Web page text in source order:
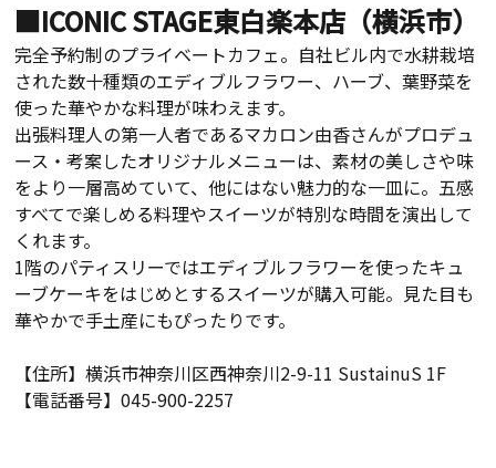
■ICONIC STAGE東白楽本店（横浜市）
完全予約制のプライベートカフェ。自社ビル内で水耕栽培
された数十種類のエディブルフラワー、ハーブ、葉野菜を
使った華やかな料理が味わえます。
出張料理人の第一人者であるマカロン由香さんがプロデュ
ース・考案したオリジナルメニューは、素材の美しさや味
をより一層高めていて、他にはない魅力的な一皿に。五感
すべてで楽しめる料理やスイーツが特別な時間を演出して
くれます。
1階のパティスリーではエディブルフラワーを使ったキュ
ーブケーキをはじめとするスイーツが購入可能。見た目も
華やかで手土産にもぴったりです。
【住所】横浜市神奈川区西神奈川2-9-11 SustainuS 1F
【電話番号】045-900-2257